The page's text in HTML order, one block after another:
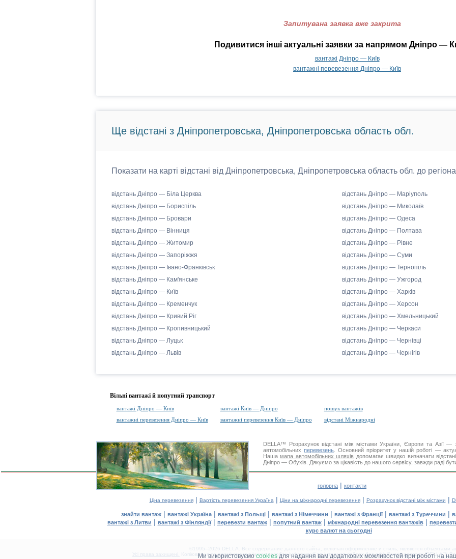
Ми використовуємо cookiesдля надання вам додаткових можливостей при роботі на
Запитувана заявка вже закрита
Подивитися інші актуальні заявки за напрямом Дніпро —
вантажі Дніпро — Київ
вантажні перевезення Дніпро — Київ
Ще відстані з Дніпропетровська, Дніпропетровська область обл.
Показати на карті відстані від Дніпропетровська, Дніпропетровська область обл. до
відстань Дніпро — Біла Церква
відстань Дніпро — Бориспіль
відстань Дніпро — Бровари
відстань Дніпро — Вінниця
відстань Дніпро — Житомир
відстань Дніпро — Запоріжжя
відстань Дніпро — Івано-Франківськ
відстань Дніпро — Кам'янське
відстань Дніпро — Київ
відстань Дніпро — Кременчук
відстань Дніпро — Кривий Ріг
відстань Дніпро — Кропивницький
відстань Дніпро — Луцьк
відстань Дніпро — Львів
відстань Дніпро — Маріуполь
відстань Дніпро — Миколаїв
відстань Дніпро — Одеса
відстань Дніпро — Полтава
відстань Дніпро — Рівне
відстань Дніпро — Суми
відстань Дніпро — Тернопіль
відстань Дніпро — Ужгород
відстань Дніпро — Харків
відстань Дніпро — Херсон
відстань Дніпро — Хмельницький
відстань Дніпро — Черкаси
відстань Дніпро — Чернівці
відстань Дніпро — Чернігів
Вільні вантажі й попутний транспорт
вантажі Дніпро — Київ вантажі Київ — Дніпро
пошук вантажів
вантажні перевезення Дніпро — Київ
вантажні перевезення Київ — Дніпро відстані Міжнародні
DELLA™ Розрахунок відстані між містами України, Європи та Азії —
автомобільнихперевезень . Основний пріоритет у нашій роботі —
Нашамапа автомобільних шляхів допомагає швидко визначати
Дніпро — Обухів. Дякуємо за цікавість до нашого сервісу, завжди раді
головна | контакти
Ціна перевезення| Вартість перевезення Україна | Ціни на міжнародні перевезення| Розрахунок відстані між містами |
знайти вантаж | вантажі Україна | вантажі з Польщі | вантажі з Німеччини | вантажі з Франції| вантажі з Туреччини |
вантажі з Литви | вантажі з Фінляндії| перевезти вантаж| попутний вантаж| міжнародні перевезення вантажів|
курс валют на сьогодні
©1995–2026 DELLA. Все содержание данного сайта, включая оформление и стиль, являются объектами
Усі права захищені.
Копіювання та розміщення в інших засобах інформації та інтернет-сайтах без офіційного дозволу 'DELLA™